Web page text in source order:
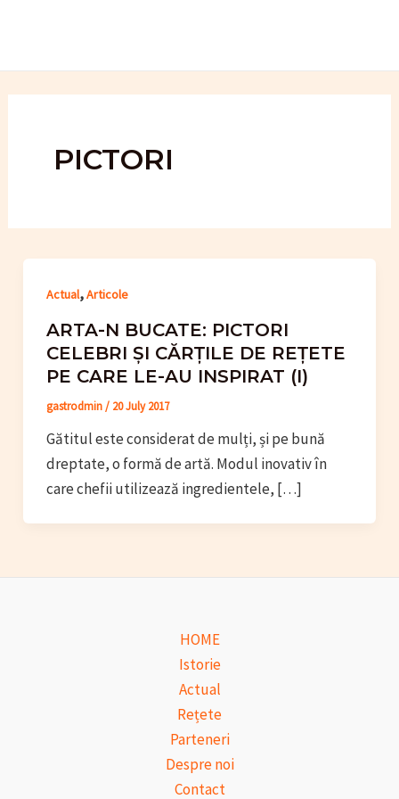
PICTORI
Actual,Articole
ARTA-N BUCATE: PICTORI
CELEBRI ȘI CĂRȚILE DE REȚETE
PE CARE LE-AU INSPIRAT (I)
gastrodmin/ 20 July 2017
Gătitul este considerat de mulți, și pe bună
dreptate, o formă de artă. Modul inovativ în
care chefii utilizează ingredientele, […]
HOME
Istorie
Actual
Rețete
Parteneri
Despre noi
Contact